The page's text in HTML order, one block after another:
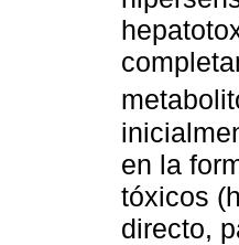
en la
tóxicos
directo,